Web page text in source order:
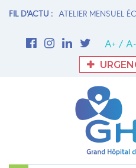
FIL D'ACTU :
MATERNITÉ ATELIER MENSUEL
A+ / A-